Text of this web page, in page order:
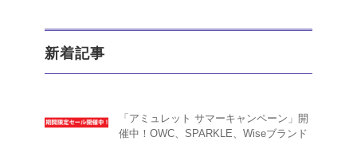
新着記事
「アミュレット サマーキャンペーン」開
催中！OWC、SPARKLE、Wiseブランド